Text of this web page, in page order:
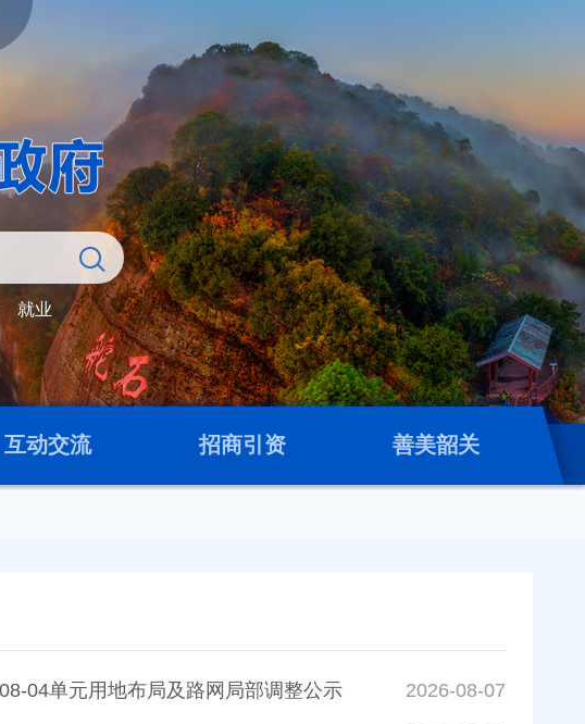
就业
互动交流 招商引资 善美韶关
04单元用地布局及路网局部调整公示 2026-08-07